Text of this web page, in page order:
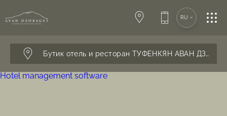
Бутик отель и ресторан ТУФЕНКЯН АВАН
RU
SPA-ЦЕНТР
КОНФЕРЕНЦИИ
Hotel management software